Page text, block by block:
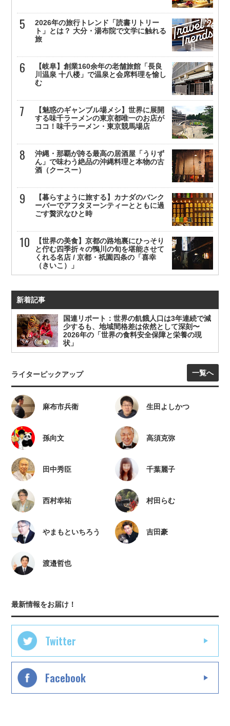
2026年の旅行トレンド「読書リトリー
ト」とは？ 大分・湯布院で文学に触れる
旅
【岐阜】創業160余年の老舗旅館「長良
川温泉 十八楼」で温泉と会席料理を愉し
む
【魅惑のギャンブル場メシ】世界に展開
する味千ラーメンの東京都唯一のお店が
ココ！味千ラーメン・東京競馬場店
沖縄・那覇が誇る最高の居酒屋「うりず
ん」で味わう絶品の沖縄料理と本物の古
酒（クースー）
【暮らすように旅する】カナダのバンク
ーバーでアフタヌーンティーとともに過
ごす贅沢なひと時
【世界の美食】京都の路地裏にひっそり
と佇む四季折々の鴨川の旬を堪能させて
くれる名店 / 京都・祇園四条の「喜幸
（きいこ）」
新着記事
国連リポート：世界の飢餓人口は3年連続で減
少するも、地域間格差は依然として深刻〜
2026年の「世界の食料安全保障と栄養の現
状」
ライターピックアップ 一覧へ
麻布市兵衛 生田よしかつ
孫向文 高須克弥
田中秀臣 千葉麗子
西村幸祐 村田らむ
やまもといちろう 吉田豪
渡邉哲也
最新情報をお届け！
Twitter
Facebook